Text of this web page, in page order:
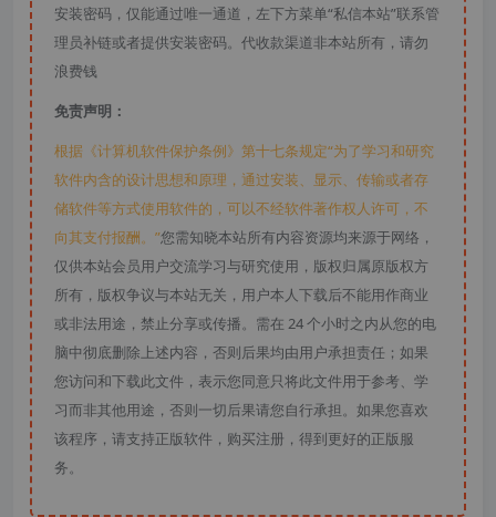
安装密码，仅能通过唯一通道，左下方菜单“私信本站”联系管
理员补链或者提供安装密码。代收款渠道非本站所有，请勿
浪费钱
免责声明：
根据《计算机软件保护条例》第十七条规定“为了学习和研究
软件内含的设计思想和原理，通过安装、显示、传输或者存
储软件等方式使用软件的，可以不经软件著作权人许可，不
向其支付报酬。”您需知晓本站所有内容资源均来源于网络，
仅供本站会员用户交流学习与研究使用，版权归属原版权方
所有，版权争议与本站无关，用户本人下载后不能用作商业
或非法用途，禁止分享或传播。需在 24 个小时之内从您的电
脑中彻底删除上述内容，否则后果均由用户承担责任；如果
您访问和下载此文件，表示您同意只将此文件用于参考、学
习而非其他用途，否则一切后果请您自行承担。如果您喜欢
该程序，请支持正版软件，购买注册，得到更好的正版服
务。